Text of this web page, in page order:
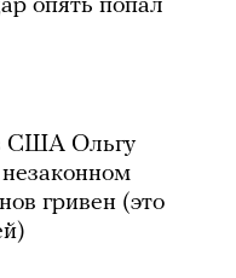
опять попал
США Ольгу
гривен (это